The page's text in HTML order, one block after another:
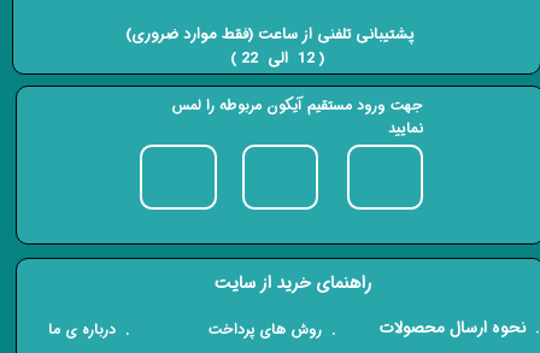
راهنمای خرید از سایت
​. نحوه ارسال محصولات . روش های پرداخت . درباره ی ما
​​​​​​​ پشتیبانی تلفنی از ساعت (فقط موارد ضروری)
( 12 الی 22 ) ​​​​​​​
جهت ورود مستقیم آیکون مربوطه را لمس
نمایید